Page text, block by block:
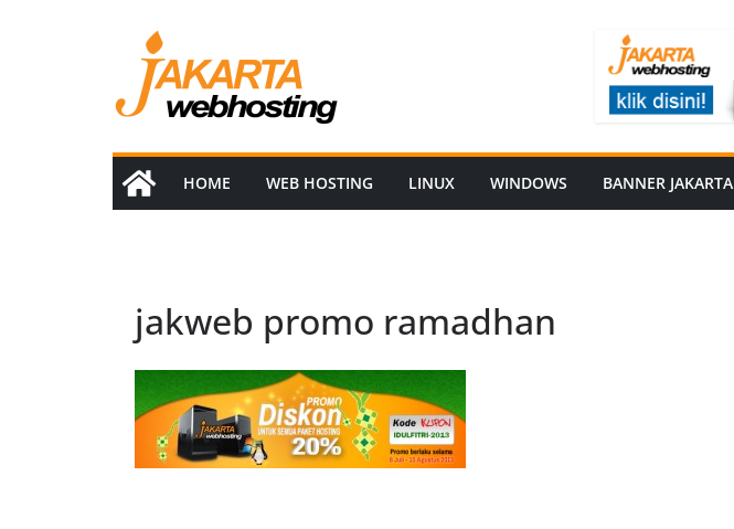
HOME WEB HOSTING LINUX WINDOWS BANNER
jakweb promo ramadhan